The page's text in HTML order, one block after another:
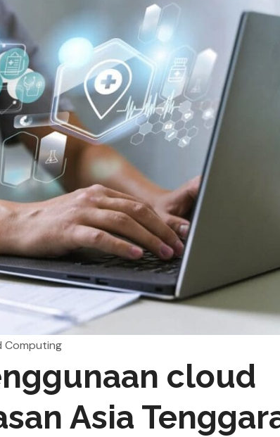
Computing
cloud
Asia